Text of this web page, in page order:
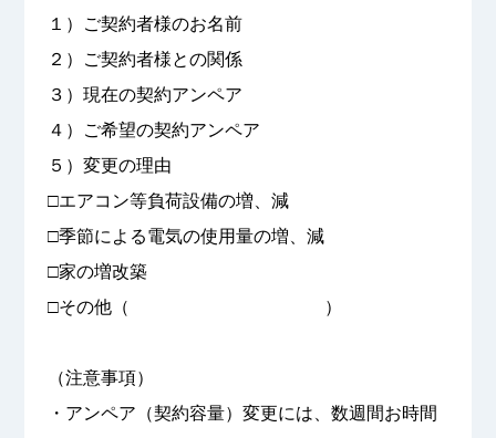
１）ご契約者様のお名前
２）ご契約者様との関係
３）現在の契約アンペア
４）ご希望の契約アンペア
５）変更の理由
□エアコン等負荷設備の増、減
□季節による電気の使用量の増、減
□家の増改築
□その他（ ）
（注意事項）
・アンペア（契約容量）変更には、数週間お時間